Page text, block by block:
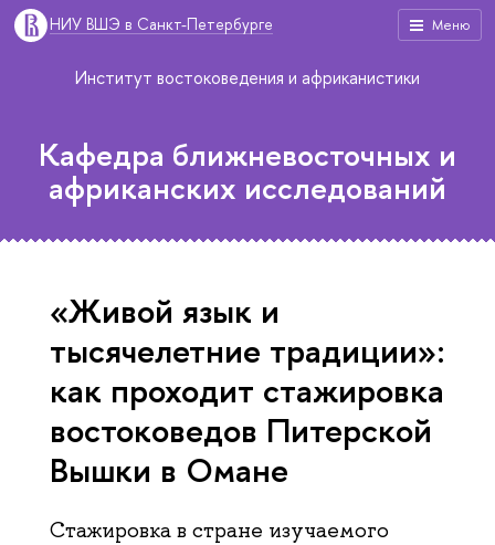
Меню
НИУ ВШЭ в Санкт-Петербурге
Институт востоковедения и африканистики
Кафедра ближневосточных и
африканских исследований
«Живой язык и
тысячелетние традиции»:
как проходит стажировка
востоковедов Питерской
Вышки в Омане
Стажировка в стране изучаемого